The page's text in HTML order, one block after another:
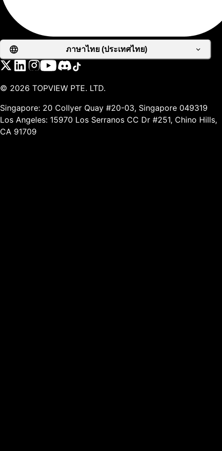
ภาษาไทย (ประเทศไทย)
© 2026 TOPVIEW PTE. LTD.
Singapore: 20 Collyer Quay #20-03, Singapore 049319
Los Angeles: 15970 Los Serranos CC Dr #251, Chino Hills,
CA 91709